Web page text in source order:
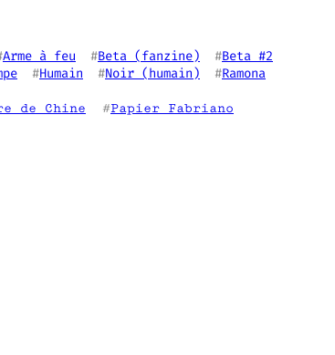
Arme à feu
  #
Beta (fanzine)
  #
Beta #2
  #
Humain
  #
Noir (humain)
  #
Ramona
de Chine
  #
Papier Fabriano